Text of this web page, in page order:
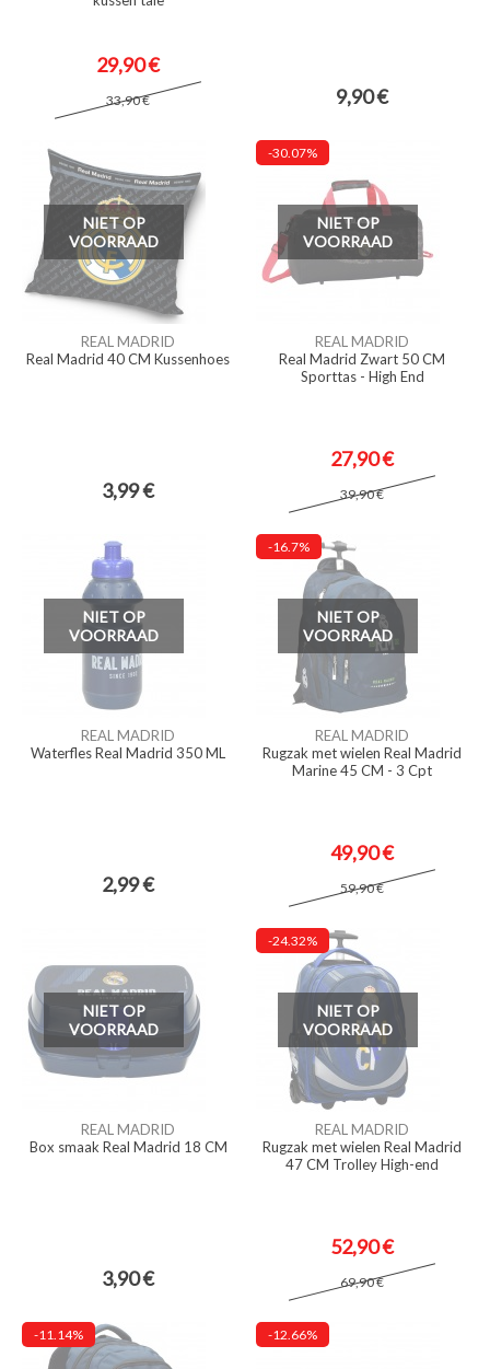
29,90 €
33,90 € 9,90 €
NIET OP
VOORRAAD
REAL MADRID
Real Madrid 40 CM Kussenhoes
3,99 €
-30.07%
NIET OP
VOORRAAD
REAL MADRID
Real Madrid Zwart 50 CM
Sporttas - High End
27,90 €
39,90 €
NIET OP
VOORRAAD
REAL MADRID
Waterfles Real Madrid 350 ML
2,99 €
-16.7%
NIET OP
VOORRAAD
REAL MADRID
Rugzak met wielen Real Madrid
Marine 45 CM - 3 Cpt
49,90 €
59,90 €
NIET OP
VOORRAAD
REAL MADRID
Box smaak Real Madrid 18 CM
3,90 €
-24.32%
NIET OP
VOORRAAD
REAL MADRID
Rugzak met wielen Real Madrid
47 CM Trolley High-end
52,90 €
69,90 €
-11.14% -12.66%